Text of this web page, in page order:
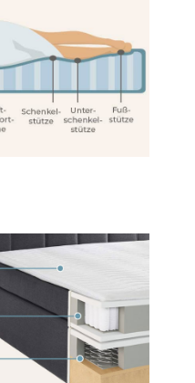
oder widerrufen.